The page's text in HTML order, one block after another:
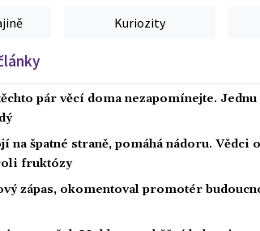
Kuriozity
pár věcí doma nezapomínejte. Jednu
na špatné straně, pomáhá nádoru. Vědci
fruktózy
zápas, okomentoval promotér